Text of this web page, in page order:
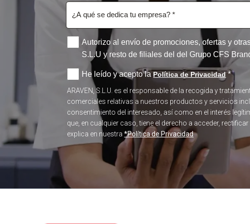
Autorizo al envío de promociones, ofertas y
S.L.U y resto de filiales del del Grupo CFS
He leído y acepto laPolítica de Privacidad*
ARAVEN, S.L.U. es el responsable de la recogida y
comerciales relativas a nuestros productos y servicios
consentimiento del interesado, así como en el interés
que, en cualquier caso, tiene el derecho a acceder,
explica en nuestra*Política de Privacidad